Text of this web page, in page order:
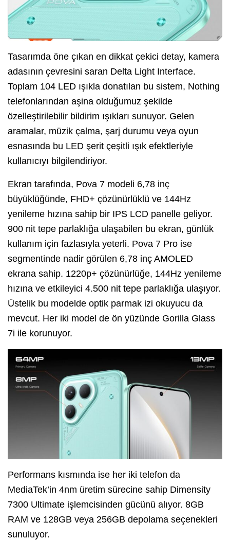
Tasarımda öne çıkan en dikkat çekici detay, kamera
adasının çevresini saran Delta Light Interface.
Toplam 104 LED ışıkla donatılan bu sistem, Nothing
telefonlarından aşina olduğumuz şekilde
özelleştirilebilir bildirim ışıkları sunuyor. Gelen
aramalar, müzik çalma, şarj durumu veya oyun
esnasında bu LED şerit çeşitli ışık efektleriyle
kullanıcıyı bilgilendiriyor.
Ekran tarafında, Pova 7 modeli 6,78 inç
büyüklüğünde, FHD+ çözünürlüklü ve 144Hz
yenileme hızına sahip bir IPS LCD panelle geliyor.
900 nit tepe parlaklığa ulaşabilen bu ekran, günlük
kullanım için fazlasıyla yeterli. Pova 7 Pro ise
segmentinde nadir görülen 6,78 inç AMOLED
ekrana sahip. 1220p+ çözünürlüğe, 144Hz yenileme
hızına ve etkileyici 4.500 nit tepe parlaklığa ulaşıyor.
Üstelik bu modelde optik parmak izi okuyucu da
mevcut. Her iki model de ön yüzünde Gorilla Glass
7i ile korunuyor.
Performans kısmında ise her iki telefon da
MediaTek’in 4nm üretim sürecine sahip Dimensity
7300 Ultimate işlemcisinden gücünü alıyor. 8GB
RAM ve 128GB veya 256GB depolama seçenekleri
sunuluyor.